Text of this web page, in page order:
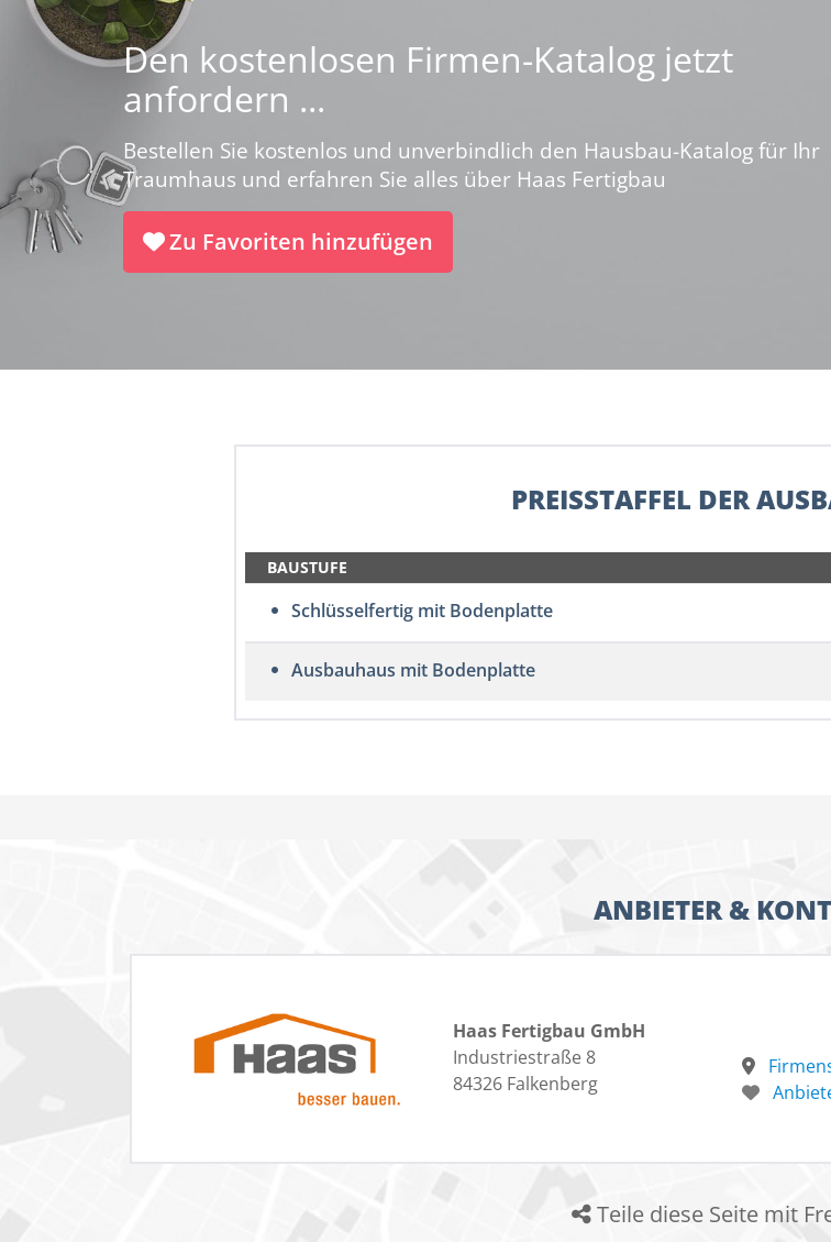
Den kostenlosen Firmen-Katalog jetzt
anfordern ...
Bestellen Sie kostenlos und unverbindlich den Hausbau-Katalog für Ihr
Traumhaus und erfahren Sie alles über Haas Fertigbau
Zu Favoriten hinzufügen
PREISSTAFFEL DER
BAUSTUFE
Schlüsselfertig mit Bodenplatte
Ausbauhaus mit Bodenplatte
ANBIETER &
Haas Fertigbau GmbH
Industriestraße 8
84326 Falkenberg
Teile diese Seite mit